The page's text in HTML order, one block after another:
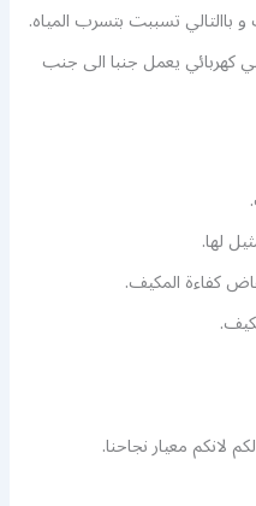
باالتالي تسببت بتسرب المياه.
كهربائي يعمل جنبا الى جنب
لها.
كفاءة المكيف.
معيار نجاحنا.